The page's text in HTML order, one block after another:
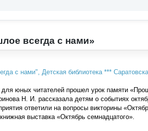
всегда с нами»
для юных читателей прошел урок памяти
Н. И. рассказала детям о событиях
ответили на вопросы викторины
выставка «Октябрь семнадцатого».